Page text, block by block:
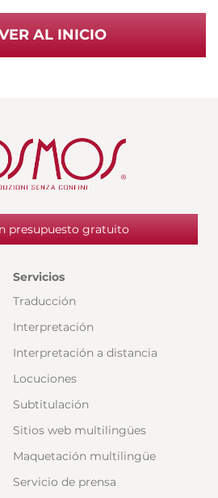
AL INICIO
presupuesto gratuito
Servicios
Traducción
Interpretación
Interpretación a distancia
Locuciones
Subtitulación
Sitios web multilingües
Maquetación multilingüe
Servicio de prensa